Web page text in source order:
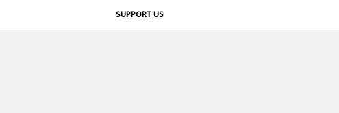
SUPPORT US